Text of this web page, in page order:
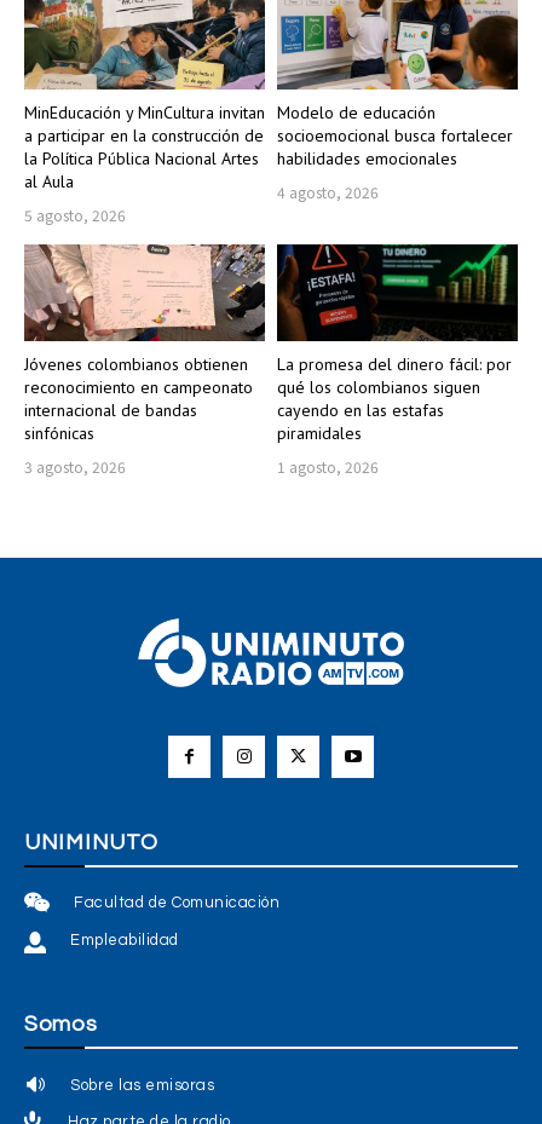
MinEducación y MinCultura invitan
a participar en la construcción de
la Política Pública Nacional Artes
al Aula
5 agosto, 2026
Modelo de educación
socioemocional busca fortalecer
habilidades emocionales
4 agosto, 2026
Jóvenes colombianos obtienen
reconocimiento en campeonato
internacional de bandas
sinfónicas
3 agosto, 2026
La promesa del dinero fácil: por
qué los colombianos siguen
cayendo en las estafas
piramidales
1 agosto, 2026
UNIMINUTO
Facultad de Comunicación
Empleabilidad
Somos
Sobre las emisoras